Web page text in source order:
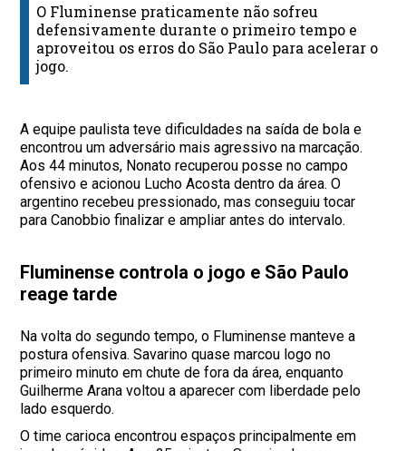
O Fluminense praticamente não sofreu
defensivamente durante o primeiro tempo e
aproveitou os erros do São Paulo para acelerar o
jogo.
A equipe paulista teve dificuldades na saída de bola e
encontrou um adversário mais agressivo na marcação.
Aos 44 minutos, Nonato recuperou posse no campo
ofensivo e acionou Lucho Acosta dentro da área. O
argentino recebeu pressionado, mas conseguiu tocar
para Canobbio finalizar e ampliar antes do intervalo.
Fluminense controla o jogo e São Paulo
reage tarde
Na volta do segundo tempo, o Fluminense manteve a
postura ofensiva. Savarino quase marcou logo no
primeiro minuto em chute de fora da área, enquanto
Guilherme Arana voltou a aparecer com liberdade pelo
lado esquerdo.
O time carioca encontrou espaços principalmente em